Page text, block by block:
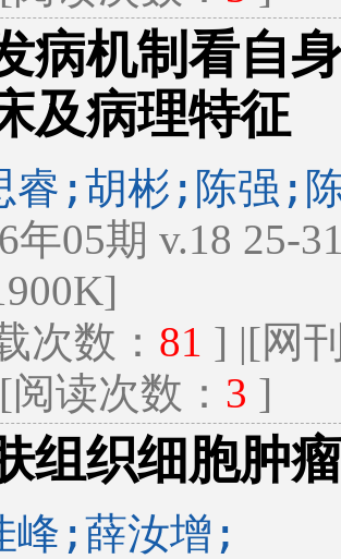
病机制看自
及病理特征
睿;胡彬;陈强;
年05期 v.18 25-
次数： 81 ] |[网
阅读次数： 3 ]
组织细胞肿
峰;薛汝增;